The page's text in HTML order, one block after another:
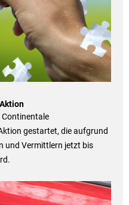
Continentale
gestartet, die aufgrund
und Vermittlern jetzt bis